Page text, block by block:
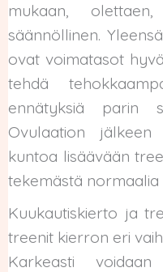
mukaan,
säännöllinen.
ovat voimatasot
tehdä
ennätyksiä parin
Ovulaation
kuntoa lisäävään
tekemästä normaalia
Kuukautiskierto ja
treenit kierron eri
Karkeasti